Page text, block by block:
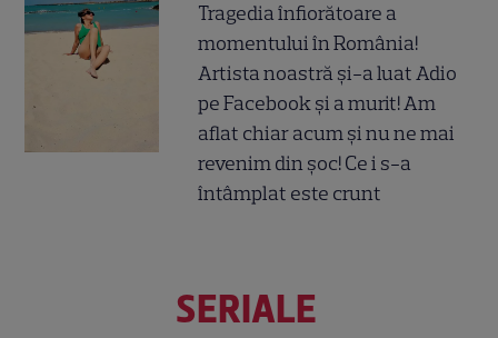
Tragedia înfiorătoare a
momentului în România!
Artista noastră și-a luat Adio
pe Facebook și a murit! Am
aflat chiar acum și nu ne mai
revenim din șoc! Ce i s-a
întâmplat este crunt
SERIALE